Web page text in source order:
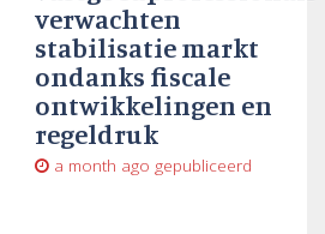
verwachten
stabilisatie markt
ondanks fiscale
ontwikkelingen en
regeldruk
a month ago gepubliceerd